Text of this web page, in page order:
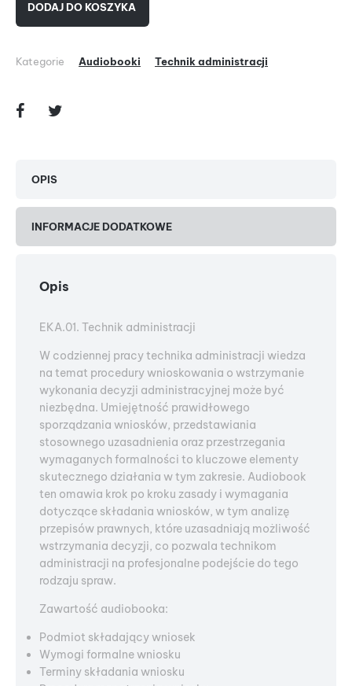
DODAJ DO KOSZYKA
Kategorie Audiobooki Technik administracji
OPIS
INFORMACJE DODATKOWE
Opis
EKA.01. Technik administracji
W codziennej pracy technika administracji wiedza
na temat procedury wnioskowania o wstrzymanie
wykonania decyzji administracyjnej może być
niezbędna. Umiejętność prawidłowego
sporządzania wniosków, przedstawiania
stosownego uzasadnienia oraz przestrzegania
wymaganych formalności to kluczowe elementy
skutecznego działania w tym zakresie. Audiobook
ten omawia krok po kroku zasady i wymagania
dotyczące składania wniosków, w tym analizę
przepisów prawnych, które uzasadniają możliwość
wstrzymania decyzji, co pozwala technikom
administracji na profesjonalne podejście do tego
rodzaju spraw.
Zawartość audiobooka:
Podmiot składający wniosek
Wymogi formalne wniosku
Terminy składania wniosku